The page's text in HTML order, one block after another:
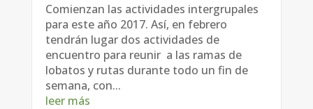
Comienzan las actividades intergrupales
para este año 2017. Así, en febrero
tendrán lugar dos actividades de
encuentro para reunir a las ramas de
lobatos y rutas durante todo un fin de
semana, con...
leer más